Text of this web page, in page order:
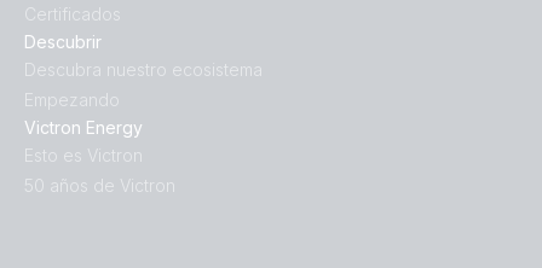
Descubrir
Descubra nuestro ecosistema
Empezando
Victron Energy
Esto es Victron
50 años de Victron
Certificados